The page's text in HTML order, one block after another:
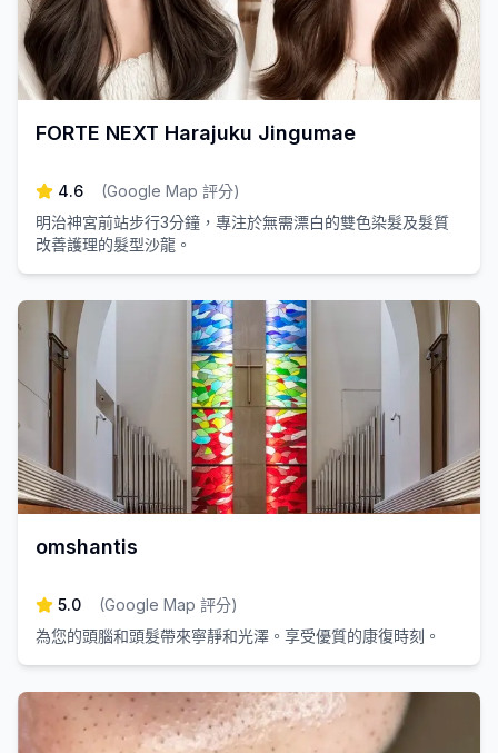
FORTE NEXT Harajuku Jingumae
4.6 (Google Map 評分)
明治神宮前站步行3分鐘，專注於無需漂白的雙色染髮及髮質
改善護理的髮型沙龍。
omshantis
5.0 (Google Map 評分)
為您的頭腦和頭髮帶來寧靜和光澤。享受優質的康復時刻。